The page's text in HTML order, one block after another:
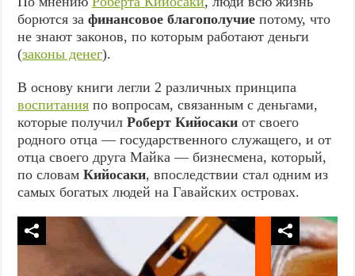
борются зафинансовое благополучие потому, что
не знают законов, по которым работают деньги
(законы денег).
В основу книги легли 2 различных принципа
воспитания по вопросам, связанным с деньгами,
которые получилРоберт Кийосаки от своего
родного отца — государственного служащего, и от
отца своего друга Майка — бизнесмена, который,
по словамКийосаки, впоследствии стал одним из
самых богатых людей на Гавайских островах.